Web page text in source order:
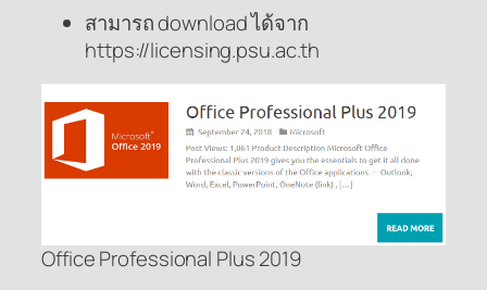
สามารถ download ได้จาก
https://licensing.psu.ac.th
Office Professional Plus 2019